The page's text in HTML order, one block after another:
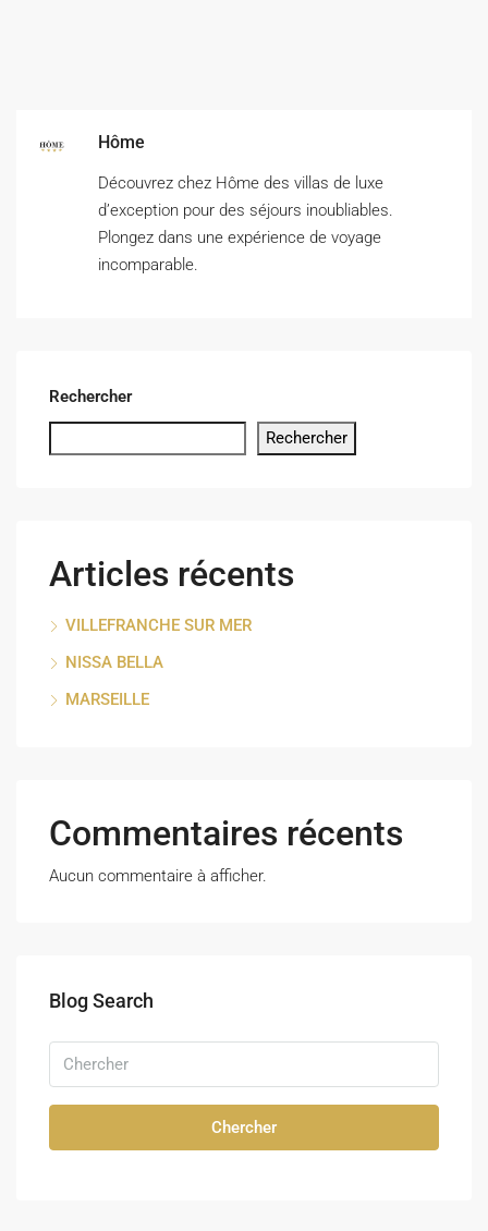
Hôme
Découvrez chez Hôme des villas de luxe
d’exception pour des séjours inoubliables.
Plongez dans une expérience de voyage
incomparable.
Rechercher
Rechercher
Articles récents
VILLEFRANCHE SUR MER
NISSA BELLA
MARSEILLE
Commentaires récents
Aucun commentaire à afficher.
Blog Search
Chercher